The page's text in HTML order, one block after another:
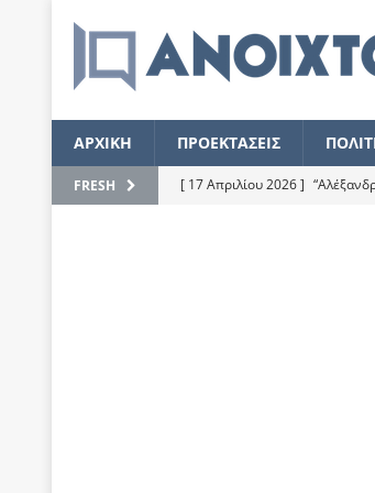
ΑΡΧΙΚΗ ΠΡΟΕΚΤΑΣΕΙΣ
FRESH [ 17 Απριλίου 2026 ]